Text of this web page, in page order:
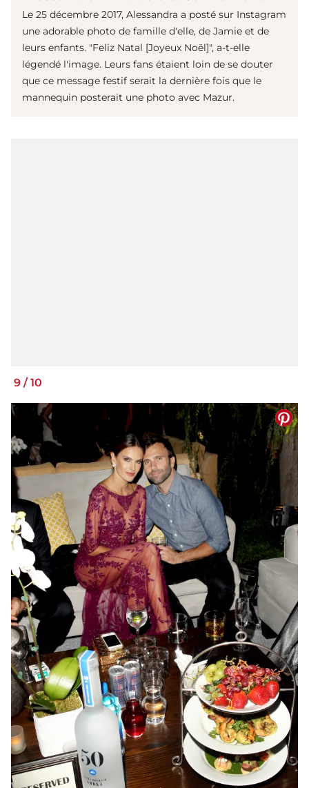
Le 25 décembre 2017, Alessandra a posté sur Instagram
une adorable photo de famille d'elle, de Jamie et de
leurs enfants. "Feliz Natal [Joyeux Noël]", a-t-elle
légendé l'image. Leurs fans étaient loin de se douter
que ce message festif serait la dernière fois que le
mannequin posterait une photo avec Mazur.
9 /10